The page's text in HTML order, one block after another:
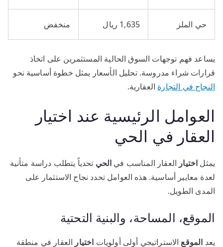
حي الملز 1,635 ريال منخفض
يساعد فهم توجهات السوق الحالية المستثمرين على اتخاذ
قرارات شراء مدروسة. تحليل الأسعار يمثل خطوة أساسية نحو
النجاح في التجارة العقارية.
العوامل الرئيسية عند اختيار
العقار في الحي
يمثل اختيار العقار المناسب في الحي تحدياً يتطلب دراسة متأنية
لعدة معايير أساسية. هذه العوامل تحدد نجاح الاستثمار على
المدى الطويل.
الموقع، المساحة، والبنية التحتية
يعد الموقع الاستراتيجي أولى أولويات اختيار العقار في منطقة